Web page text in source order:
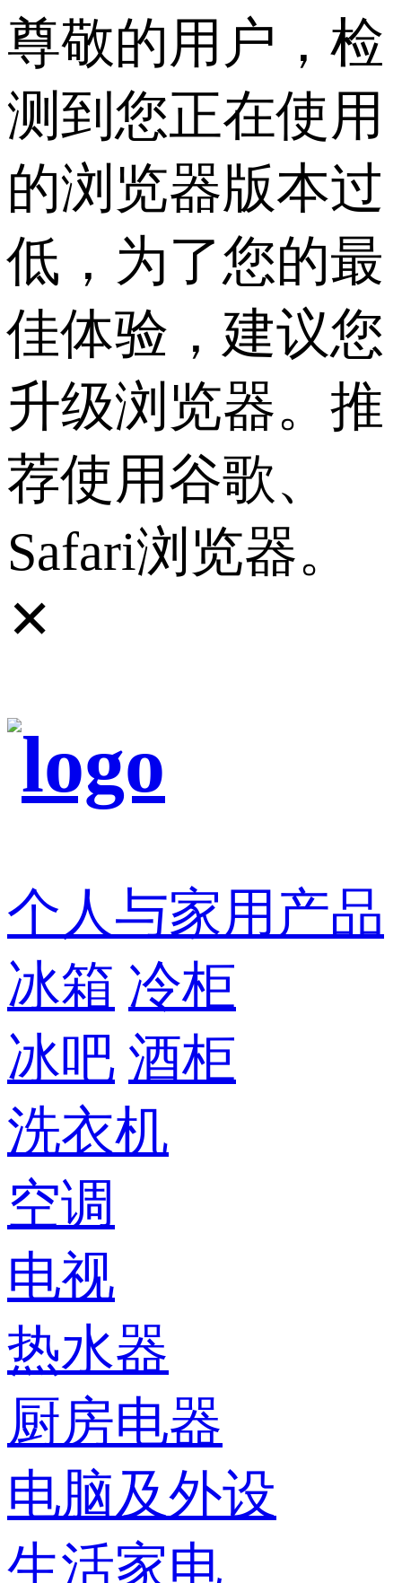
尊敬的用户，检
测到您正在使用
的浏览器版本过
低，为了您的最
佳体验，建议您
升级浏览器。推
荐使用谷歌、
Safari浏览器。
✕
个人与家用产品
冰箱 冷柜
冰吧 酒柜
洗衣机
空调
电视
热水器
厨房电器
电脑及外设
生活家电